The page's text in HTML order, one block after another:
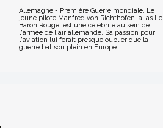
Allemagne - Première Guerre mondiale. Le
jeune pilote Manfred von Richthofen, alias Le
Baron Rouge, est une célébrité au sein de
l'armée de l'air allemande. Sa passion pour
l'aviation lui ferait presque oublier que la
guerre bat son plein en Europe. ...